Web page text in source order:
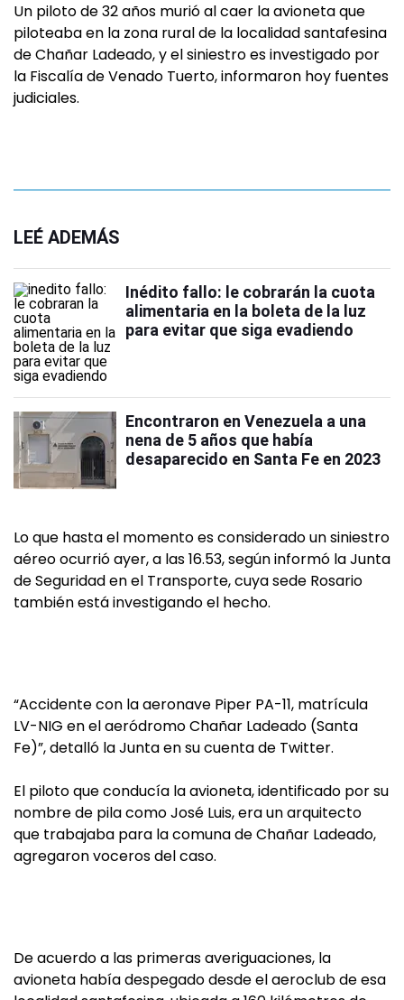
Un piloto de 32 años murió al caer la avioneta que
piloteaba en la zona rural de la localidad santafesina
de Chañar Ladeado, y el siniestro es investigado por
la Fiscalía de Venado Tuerto, informaron hoy fuentes
judiciales.
LEÉ ADEMÁS
Inédito fallo: le cobrarán la cuota
alimentaria en la boleta de la luz
para evitar que siga evadiendo
Encontraron en Venezuela a una
nena de 5 años que había
desaparecido en Santa Fe en 2023
Lo que hasta el momento es considerado un siniestro
aéreo ocurrió ayer, a las 16.53, según informó la Junta
de Seguridad en el Transporte, cuya sede Rosario
también está investigando el hecho.
“Accidente con la aeronave Piper PA-11, matrícula
LV-NIG en el aeródromo Chañar Ladeado (Santa
Fe)”, detalló la Junta en su cuenta de Twitter.
El piloto que conducía la avioneta, identificado por su
nombre de pila como José Luis, era un arquitecto
que trabajaba para la comuna de Chañar Ladeado,
agregaron voceros del caso.
De acuerdo a las primeras averiguaciones, la
avioneta había despegado desde el aeroclub de esa